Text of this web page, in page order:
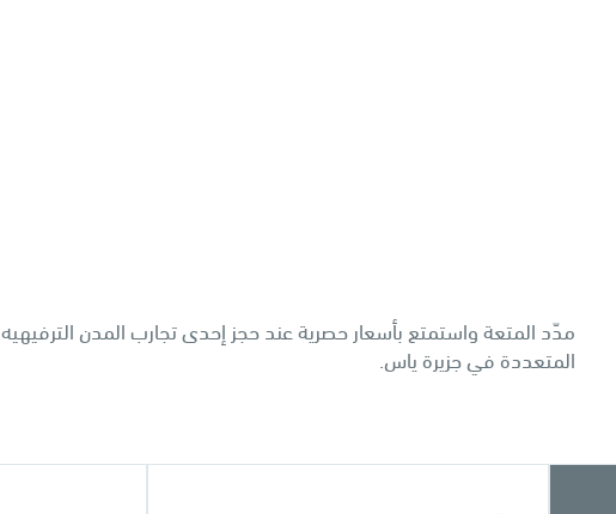
مدّد المتعة واستمتع بأسعار حصرية عند حجز إحدى تجارب المدن الترفيهيه
المتعددة في جزيرة ياس.